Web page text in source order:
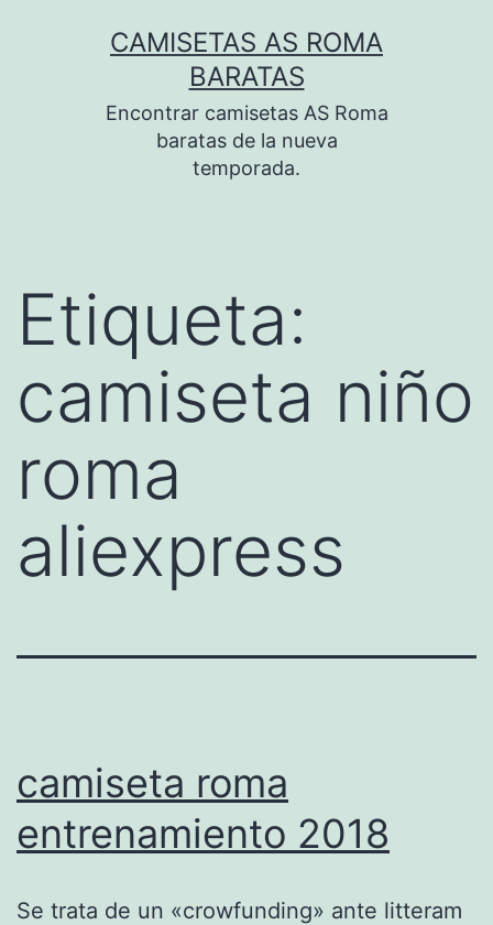
CAMISETAS AS ROMA
BARATAS
Encontrar camisetas AS Roma
baratas de la nueva
temporada.
Etiqueta:
camiseta niño
roma
aliexpress
camiseta roma
entrenamiento 2018
Se trata de un «crowfunding» ante litteram